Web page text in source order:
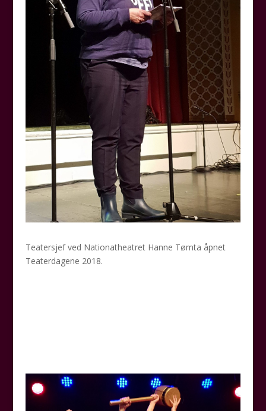
Teatersjef ved Nationatheatret Hanne Tømta åpnet
Teaterdagene 2018.